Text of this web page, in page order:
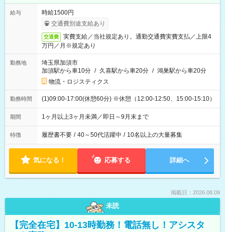
給与
時給1500円
交通費別途支給あり
交通費
実費支給／当社規定あり。通勤交通費実費支払／上限4
万円／月※規定あり
勤務地
埼玉県加須市
加須駅から車10分 / 久喜駅から車20分 / 鴻巣駅から車20分
物流・ロジスティクス
勤務時間 (1)09:00-17:00(休憩60分) ※休憩（12:00-12:50、15:00-15:10）
期間 1ヶ月以上3ヶ月未満／即日～9月末まで
特徴 履歴書不要 / 40～50代活躍中 / 10名以上の大量募集
気になる！ 応募する 詳細へ
掲載日：2026.08.09
未読
【完全在宅】10-13時勤務！電話無し！アシスタ